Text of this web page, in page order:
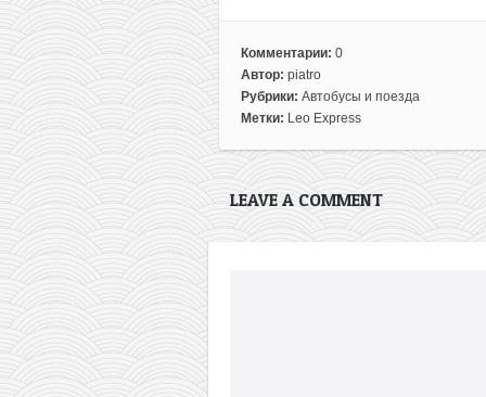
Комментарии: 0
Автор: piatro
Рубрики: Автобусы и поезда
Метки: Leo Express
LEAVE A COMMENT